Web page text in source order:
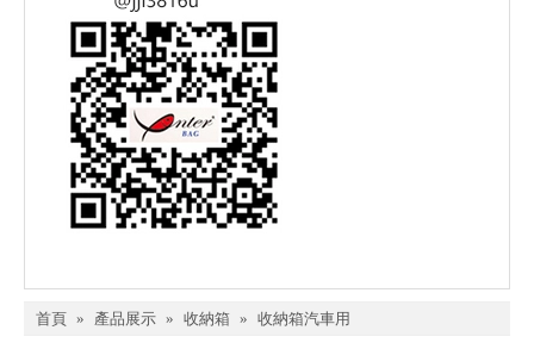
首頁 » 產品展示 » 收納箱 » 收納箱汽車用